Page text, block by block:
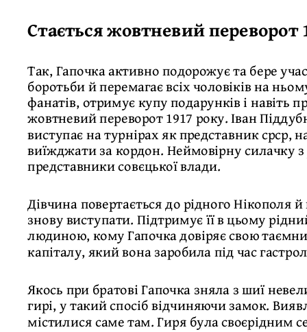
Стається жовтневий переворот
Так, Гапочка активно подорожує та бере
боротьби й перемагає всіх чоловіків на
фанатів, отримує купу подарунків і навіть
жовтневий переворот 1917 року. Іван
виступає на турнірах як представник срср,
виїжджати за кордон. Неймовірну силачку з
представники совєцької влади.
Дівчина повертається до рідного Нікополя
знову виступати. Підтримує її в цьому
людиною, кому Гапочка довіряє свою
капіталу, який вона заробила під час
Якось при братові Гапочка зняла з шиї
гирі, у такий спосіб відчиняючи замок.
містилися саме там. Гиря була своєрідним